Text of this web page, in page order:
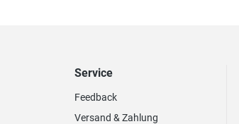
Service
Feedback
Versand & Zahlung